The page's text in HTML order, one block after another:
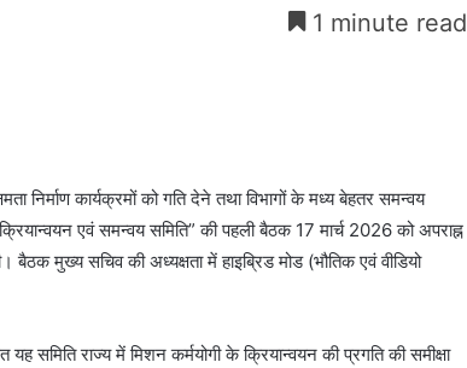
1 minute read
निर्माण कार्यक्रमों को गति देने तथा विभागों के मध्य बेहतर समन्वय
एवं समन्वय समिति” की पहली बैठक 17 मार्च 2026 को अपराह्न
मुख्य सचिव की अध्यक्षता में हाइब्रिड मोड (भौतिक एवं वीडियो
समिति राज्य में मिशन कर्मयोगी के क्रियान्वयन की प्रगति की समीक्षा